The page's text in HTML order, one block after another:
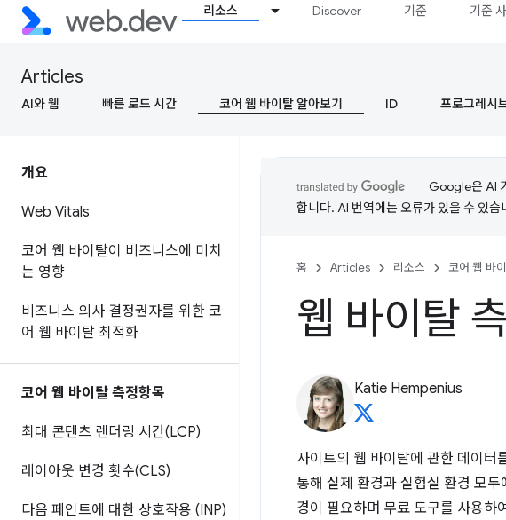
리소스 Discover 기준 기준
Articles
AI와 웹 빠른 로드 시간 코어 웹 바이탈 알아보기 ID 프로그레시
개요
Web Vitals
코어 웹 바이탈이 비즈니스에 미치
는 영향
비즈니스 의사 결정권자를 위한 코
어 웹 바이탈 최적화
코어 웹 바이탈 측정항목
최대 콘텐츠 렌더링 시간(LCP)
레이아웃 변경 횟수(CLS)
다음 페인트에 대한 상호작용 (INP)
Google은 AI
합니다. AI 번역에는 오류가 있을 수 있습
홈 Articles 리소스 코어 웹 바
웹 바이탈
Katie Hempenius
사이트의 웹 바이탈에 관한 데이터
통해 실제 환경과 실험실 환경 모
경이 필요하며 무료 도구를 사용하